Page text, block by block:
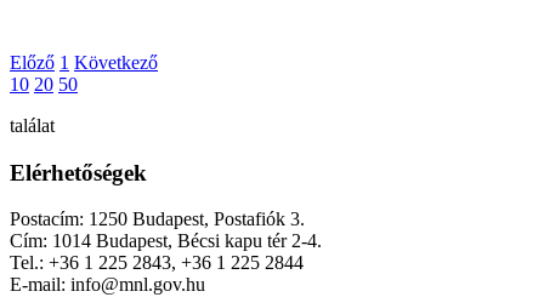
Előző 1 Következő
10 20 50
találat
Elérhetőségek
Postacím: 1250 Budapest, Postafiók 3.
Cím: 1014 Budapest, Bécsi kapu tér 2-4.
Tel.: +36 1 225 2843, +36 1 225 2844
E-mail: info@mnl.gov.hu